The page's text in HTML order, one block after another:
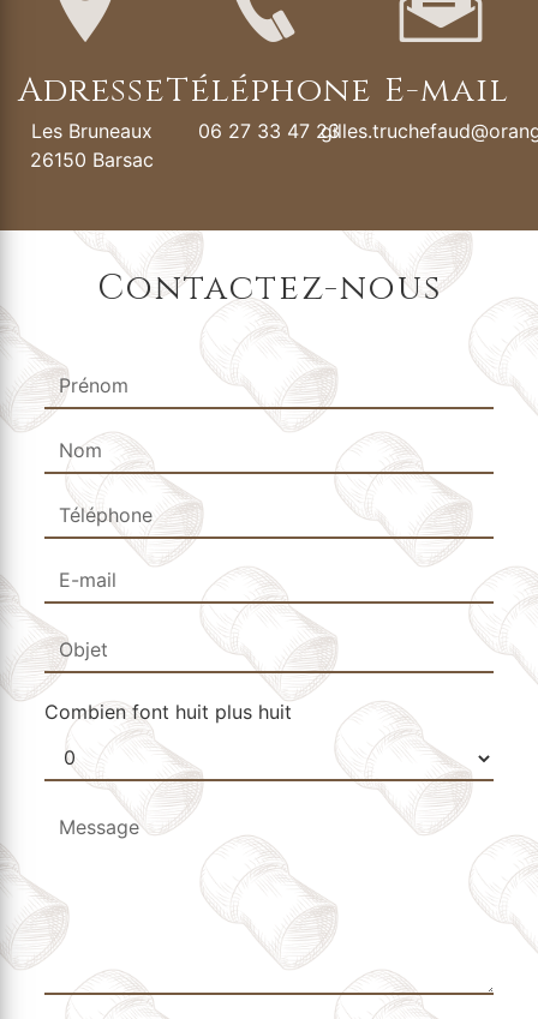
Adresse
Les Bruneaux
26150 Barsac
Téléphone
06 27 33 47 23
E-mail
Contactez-nous
Combien font huit plus huit